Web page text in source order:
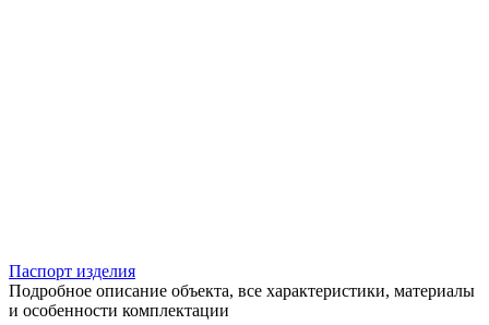
Паспорт изделия
Подробное описание объекта, все характеристики, материалы
и особенности комплектации